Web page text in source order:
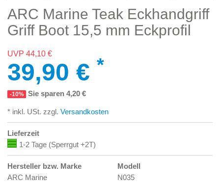
ARC Marine Teak Eckhandgriff
Griff Boot 15,5 mm Eckprofil
UVP 44,10 €
39,90 € *
-10% Sie sparen 4,20 €
* inkl. USt. zzgl. Versandkosten
Lieferzeit
1-2 Tage (Sperrgut +2T)
Hersteller bzw. Marke
ARC Marine
Modell
N035